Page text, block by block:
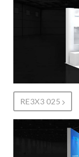
RE3X3 025